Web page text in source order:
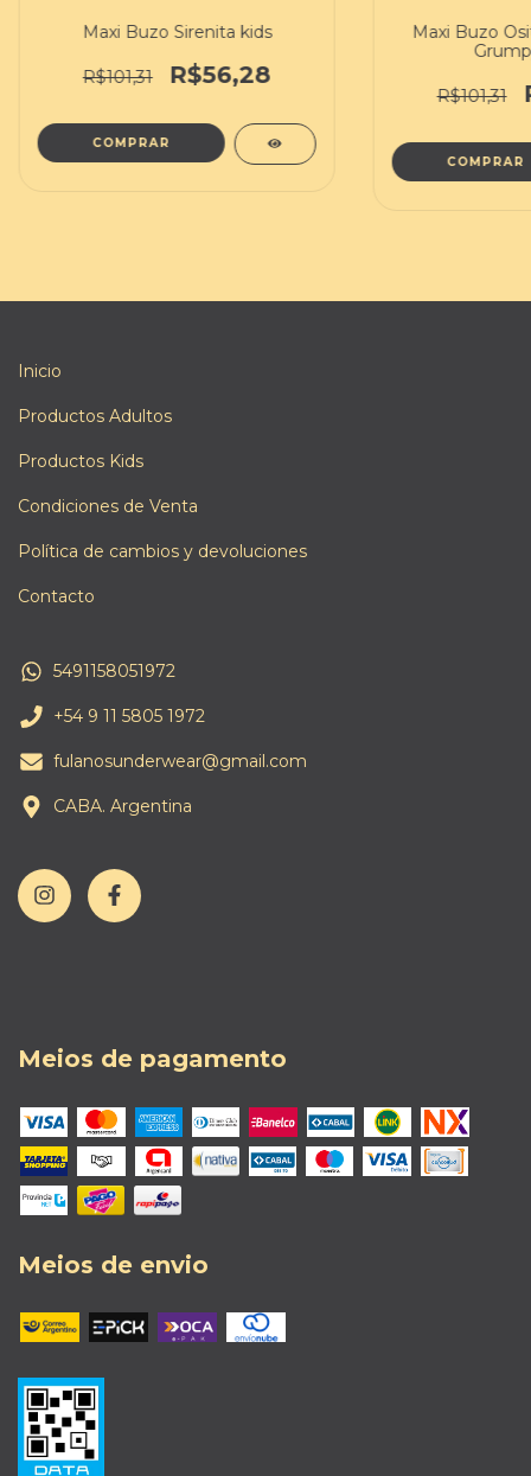
Maxi Buzo Sirenita kids
R$101,31 R$56,28
COMPRAR
Maxi Buzo
R$101,31
COMPRAR
Inicio
Productos Adultos
Productos Kids
Condiciones de Venta
Política de cambios y devoluciones
Contacto
5491158051972
+54 9 11 5805 1972
fulanosunderwear@gmail.com
CABA. Argentina
Meios de pagamento
Meios de envio